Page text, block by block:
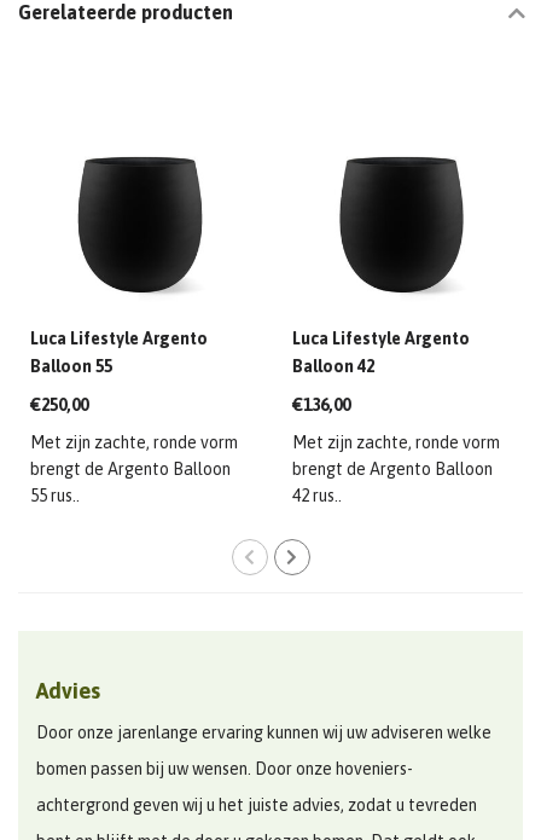
Gerelateerde producten
Luca Lifestyle Argento
Balloon 55
€250,00
Met zijn zachte, ronde vorm
brengt de Argento Balloon
55 rus..
Luca Lifestyle Argento
Balloon 42
€136,00
Met zijn zachte, ronde vorm
brengt de Argento Balloon
42 rus..
Advies
Door onze jarenlange ervaring kunnen wij uw adviseren welke
bomen passen bij uw wensen. Door onze hoveniers-
achtergrond geven wij u het juiste advies, zodat u tevreden